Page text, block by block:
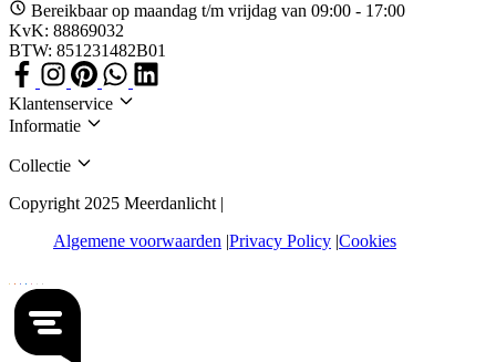
Bereikbaar op maandag t/m vrijdag van 09:00 - 17:00
KvK: 88869032
BTW: 851231482B01
Klantenservice
Informatie
Collectie
Copyright 2025 Meerdanlicht |
Algemene voorwaarden Privacy Policy Cookies